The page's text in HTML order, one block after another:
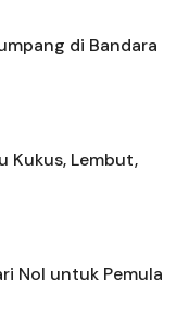
di Bandara
Kukus, Lembut,
Nol untuk Pemula